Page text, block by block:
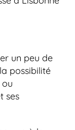
un peu de
possibilité
ses